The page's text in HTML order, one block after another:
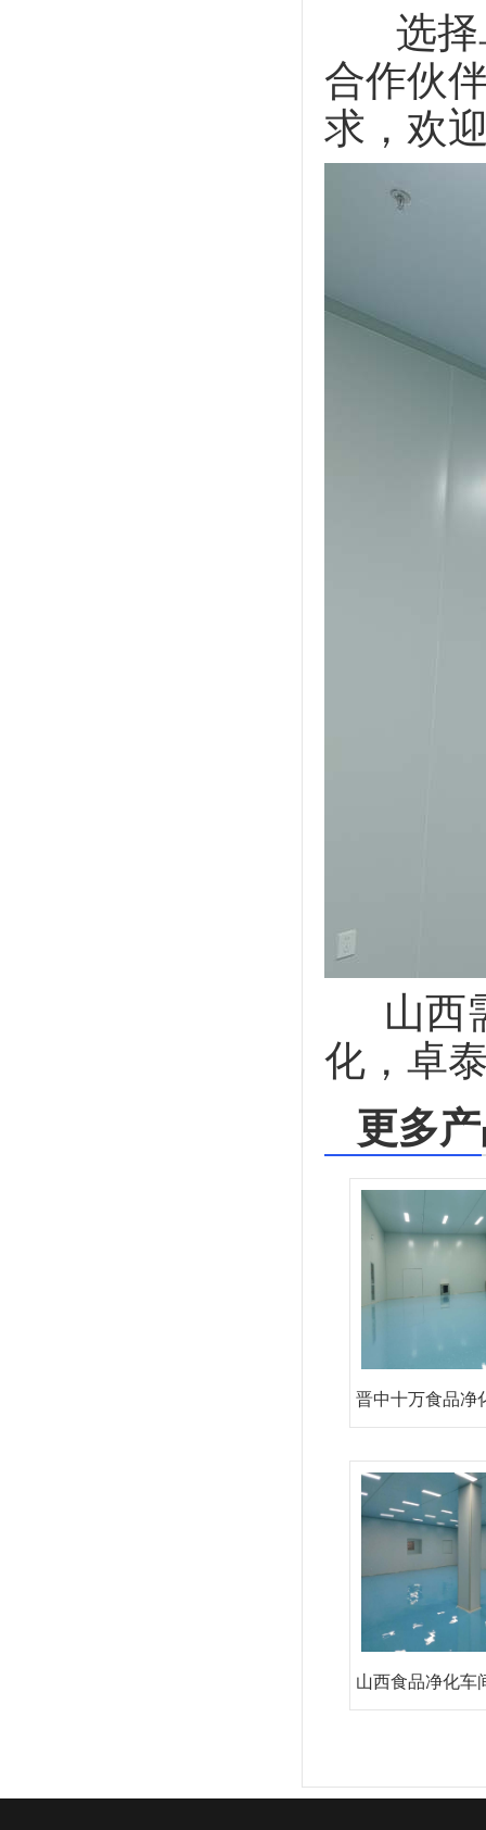
选择
合作伙
求，欢
山西
化，卓
更多
晋中十万食品净
山西食品净化车